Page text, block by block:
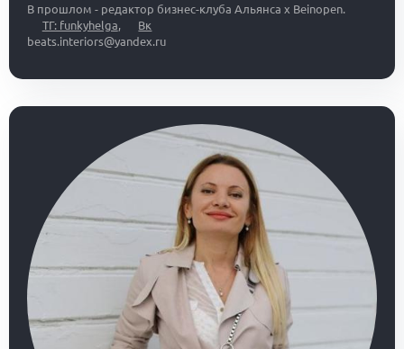
В прошлом - редактор бизнес-клуба Альянса x Beinopen.
ТГ: funkyhelga,
Вк
beats.interiors@yandex.ru